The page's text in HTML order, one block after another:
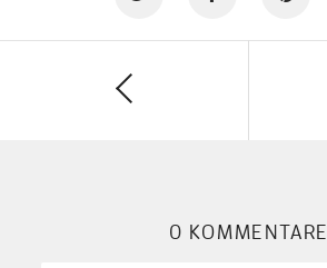
0 KOMMENTARE